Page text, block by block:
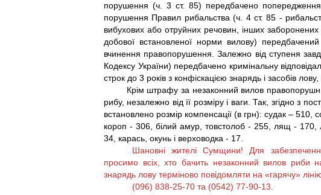
порушення (ч. 3 ст. 85) передбачено
порушення Правил рибальства (ч. 4 ст. 85 -
вибухових або отруйних речовин, інших
добової встановленої норми вилову)
вчинення правопорушення. Залежно від ступеня
Кодексу України) передбачено кримінальну
строк до 3 років з конфіскацією знарядь і засобів
Крім штрафу за незаконний вилов
рибу, незалежно від її розміру і ваги. Так, згідно з
встановлено розмір компенсації (в грн): судак – 510,
короп - 306, білий амур, товстолоб - 255, лящ - 170,
34, карась, окунь і верховодка - 17.
Шановні жителі Сумщини! Для
просимо всіх, хто бачить незаконний вилов риби
знарядь лову терміново повідомляти на
(096) 838-25-70 та (0542) 77-90-13.